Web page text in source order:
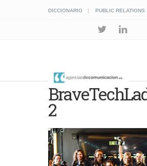
DICCIONARIO PUBLIC RELATIONS
2